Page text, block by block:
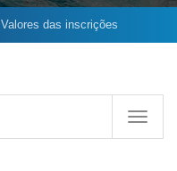
Valores das inscrições
Menu